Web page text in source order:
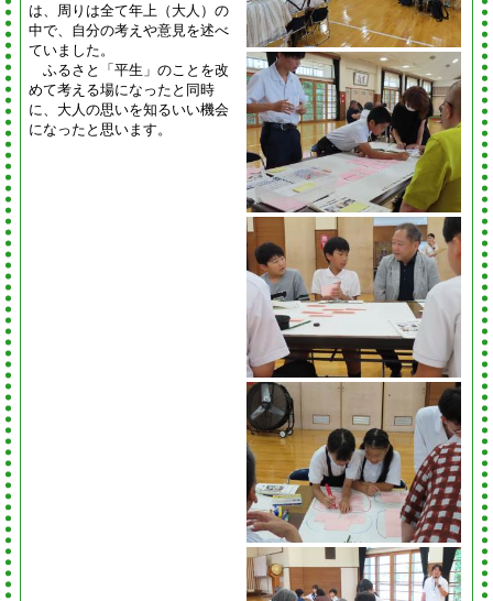
は、周りは全て年上（大人）の
中で、自分の考えや意見を述べ
ていました。
ふるさと「平生」のことを改
めて考える場になったと同時
に、大人の思いを知るいい機会
になったと思います。